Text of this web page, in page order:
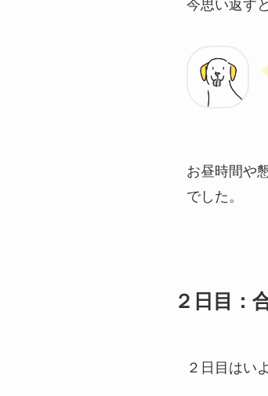
今思い返す
お昼時間や
でした。
２日目：
２日目はい